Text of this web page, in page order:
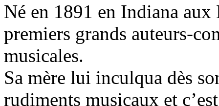
Né en 1891 en Indiana
premiers grands auteurs-
musicales.
Sa mère lui inculqua dès
rudiments musicaux et